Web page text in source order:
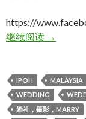
https://
继续阅读林楷淼 ღ
→
IPOH MALAYSIA
WEDDING
婚礼，摄影，MARRY